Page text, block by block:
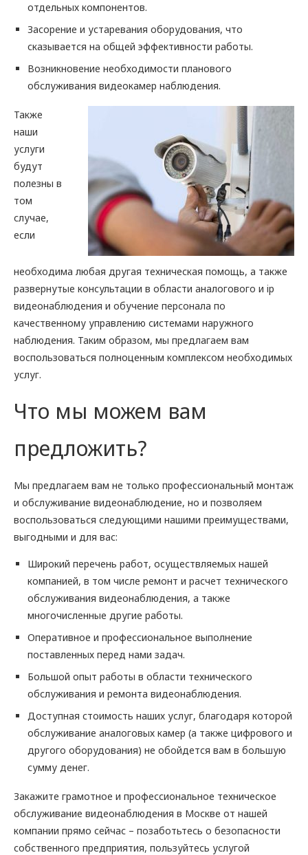
отдельных компонентов.
Засорение и устаревания оборудования, что
сказывается на общей эффективности работы.
Возникновение необходимости планового
обслуживания видеокамер наблюдения.
Также
наши
услуги
будут
полезны в
том
случае,
если
необходима любая другая техническая помощь, а также
развернутые консультации в области аналогового и ip
видеонаблюдения и обучение персонала по
качественному управлению системами наружного
наблюдения. Таким образом, мы предлагаем вам
воспользоваться полноценным комплексом необходимых
услуг.
Что мы можем вам
предложить?
Мы предлагаем вам не только профессиональный монтаж
и обслуживание видеонаблюдение, но и позволяем
воспользоваться следующими нашими преимуществами,
выгодными и для вас:
Широкий перечень работ, осуществляемых нашей
компанией, в том числе ремонт и расчет технического
обслуживания видеонаблюдения, а также
многочисленные другие работы.
Оперативное и профессиональное выполнение
поставленных перед нами задач.
Большой опыт работы в области технического
обслуживания и ремонта видеонаблюдения.
Доступная стоимость наших услуг, благодаря которой
обслуживание аналоговых камер (а также цифрового и
другого оборудования) не обойдется вам в большую
сумму денег.
Закажите грамотное и профессиональное техническое
обслуживание видеонаблюдения в Москве от нашей
компании прямо сейчас – позаботьтесь о безопасности
собственного предприятия, пользуйтесь услугой